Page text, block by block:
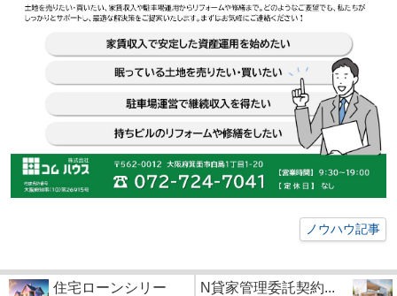
ノウハウ記事
住宅ローンシリー
N貸家管理委託契約...